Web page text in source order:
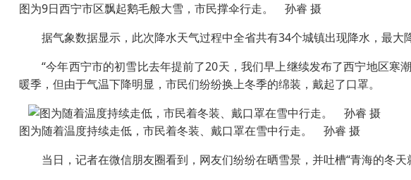
图为9日西宁市区飘起鹅毛般大雪，市民撑伞行走。 孙睿 摄
据气象数据显示，此次降水天气过程中全省共有34个城镇出现降水，最大
“今年西宁市的初雪比去年提前了20天，我们早上继续发布了西宁地区寒
暖季，但由于气温下降明显，市民们纷纷换上冬季的绵装，戴起了口罩。
图为随着温度持续走低，市民着冬装、戴口罩在雪中行走。 孙睿 摄
当日，记者在微信朋友圈看到，网友们纷纷在晒雪景，并吐槽“青海的冬